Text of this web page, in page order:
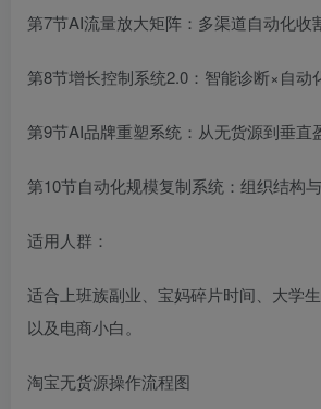
第7节AI流量放大矩阵：多渠道自动化收
第8节增长控制系统2.0：智能诊断×自动
第9节AI品牌重塑系统：从无货源到垂直
第10节自动化规模复制系统：组织结构
适用人群：
适合上班族副业、宝妈碎片时间、大学
以及电商小白。
淘宝无货源操作流程图